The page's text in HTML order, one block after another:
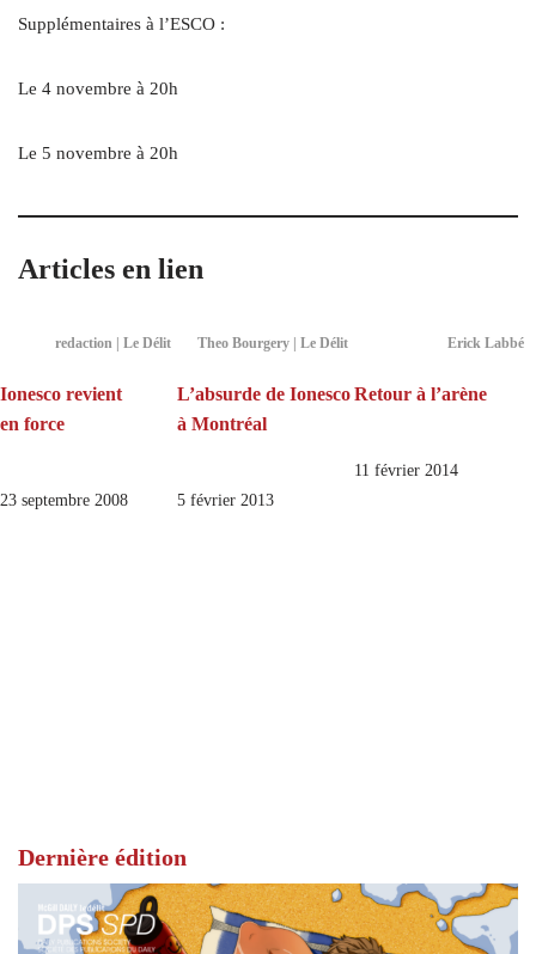
Supplémentaires à l’ESCO :
Le 4 novembre à 20h
Le 5 novembre à 20h
Articles en lien
redaction | Le Délit
Ionesco revient
en force
23 septembre 2008
Theo Bourgery | Le Délit
L’absurde de Ionesco
à Montréal
5 février 2013
Erick Labbé
Retour à l’arène
11 février 2014
Dernière édition